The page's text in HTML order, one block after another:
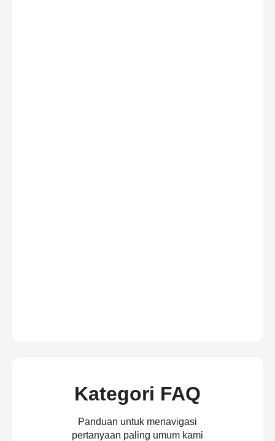
Kategori FAQ
Panduan untuk menavigasi
pertanyaan paling umum kami